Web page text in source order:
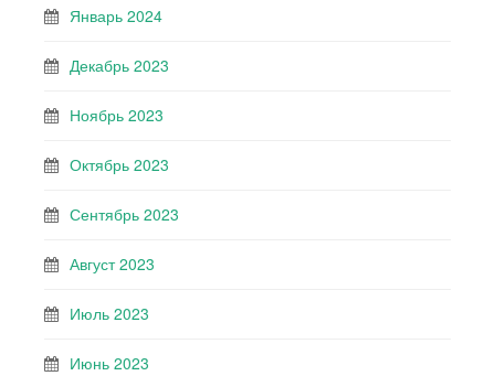
Январь 2024
Декабрь 2023
Ноябрь 2023
Октябрь 2023
Сентябрь 2023
Август 2023
Июль 2023
Июнь 2023